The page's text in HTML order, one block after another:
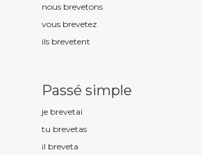
nous brevetons
vous brevetez
ils brevetent
Passé simple
je brevetai
tu brevetas
il breveta